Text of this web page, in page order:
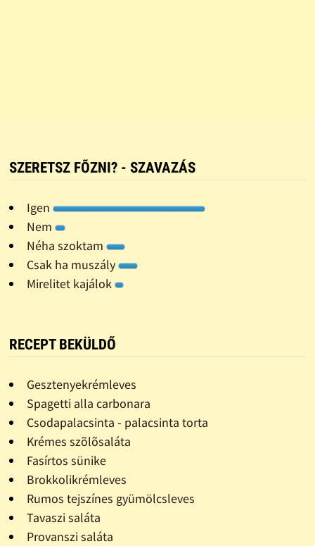
SZERETSZ FÕZNI? - SZAVAZÁS
Igen
Nem
Néha szoktam
Csak ha muszály
Mirelitet kajálok
RECEPT BEKÜLDŐ
Gesztenyekrémleves
Spagetti alla carbonara
Csodapalacsinta - palacsinta torta
Krémes szõlõsaláta
Fasírtos sünike
Brokkolikrémleves
Rumos tejszínes gyümölcsleves
Tavaszi saláta
Provanszi saláta